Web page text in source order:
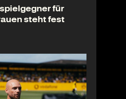
für
steht fest